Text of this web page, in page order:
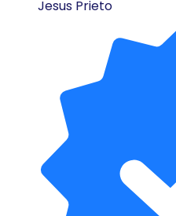
Jesus Prieto